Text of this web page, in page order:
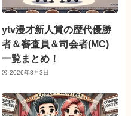
ytv漫才新人賞の歴代優勝
者＆審査員＆司会者(MC)
一覧まとめ！
2026年3月3日